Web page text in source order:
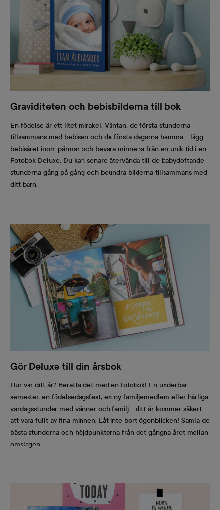
Graviditeten och bebisbilderna till bok
En födelse är ett litet mirakel. Väntan, de första stunderna
tillsammans med bebisen och de första dagarna hemma - lägg
bebisåret inom pärmar och bevara minnena från en unik tid i en
Fotobok Deluxe. Du kan senare återvända till de babydoftande
stunderna gång på gång och beundra bilderna tillsammans med
ditt barn.
Gör Deluxe till din årsbok
Hur var ditt år? Berätta det med en fotobok! En underbar
semester, en födelsedagsfest, en ny familjemedlem eller härliga
vardagsstunder med vänner och familj - ditt år kommer säkert
att vara fullt av fina minnen. Låt inte bort ögonblicken! Samla de
bästa stunderna och höjdpunkterna från det gångna året mellan
omslagen.